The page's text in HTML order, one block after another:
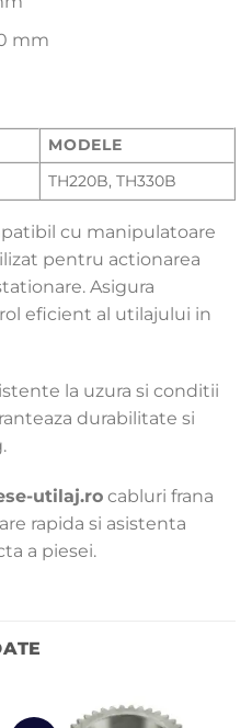
mm
MODELE
TH220B, TH330B
cu manipulatoare
pentru actionarea
Asigura
eficient al utilajului in
la uzura si conditii
durabilitate si
utilaj.ro cabluri frana
rapida si asistenta
a piesei.